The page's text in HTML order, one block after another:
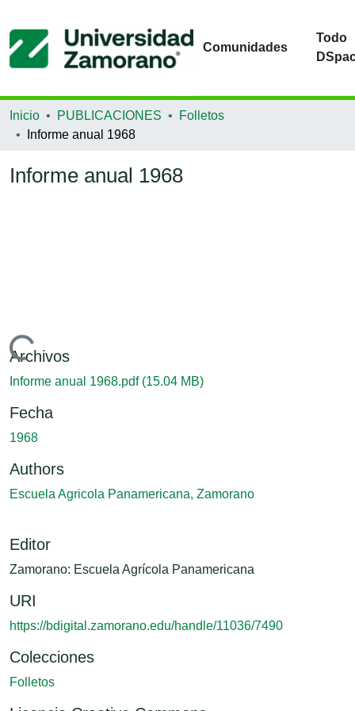
Comunidades
Todo
Inicio PUBLICACIONES
Folletos
Informe anual 1968
Informe anual 1968
Cargando...
Archivos
Informe anual 1968.pdf (15.04 MB)
Fecha
1968
Authors
Escuela Agricola Panamericana, Zamorano
Editor
Zamorano: Escuela Agrícola Panamericana
URI
https://bdigital.zamorano.edu/handle/11036/7490
Colecciones
Folletos